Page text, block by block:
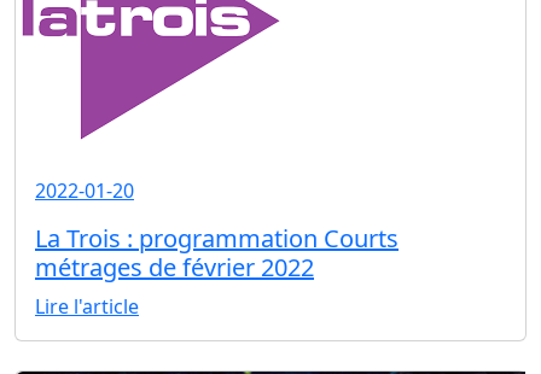
2022-01-20
La Trois : programmation Courts
métrages de février 2022
Lire l'article